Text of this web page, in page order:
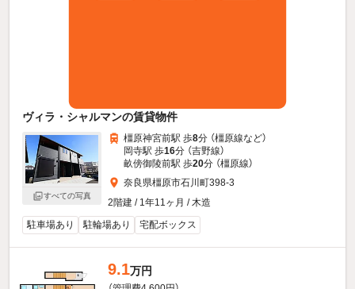
ヴィラ・シャルマンの賃貸物件
すべての写真
橿原神宮前駅 歩8分 （橿原線など）
岡寺駅 歩16分 （吉野線）
畝傍御陵前駅 歩20分 （橿原線）
奈良県橿原市石川町398-3
2階建 / 1年11ヶ月 / 木造
駐車場あり
駐輪場あり 宅配ボックス
9.1万円